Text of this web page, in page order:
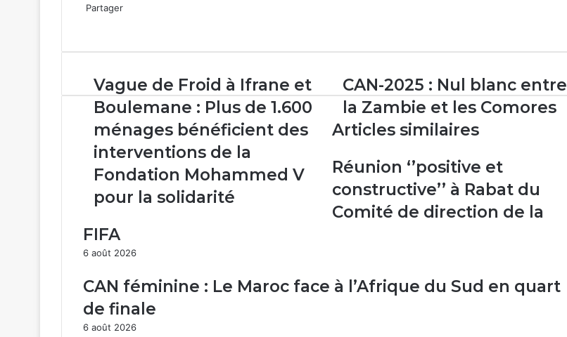
Partager
email
Vague
de
Froid
à
Ifrane
et
Boulemane
:
Plus
1.600
ménages
bénéficient
interventions
la
Fondation
Vague de Froid à Ifrane et
Boulemane : Plus de 1.600
ménages bénéficient des
interventions de la
Fondation Mohammed V
pour la solidarité
CAN-
2025
Nul
blanc
la
et
les
CAN-2025 : Nul blanc entre
la Zambie et les Comores
Articles similaires
Réunion ‘’positive et
constructive’’ à Rabat du
Comité de direction de la
FIFA
6 août 2026
CAN féminine : Le Maroc face à l’Afrique du Sud en quart
de finale
6 août 2026